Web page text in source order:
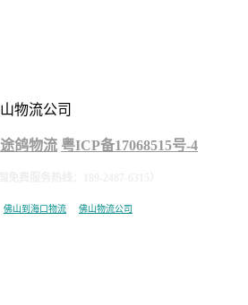
途鸽物流 粤ICP备17068515号-4
佛山到海口物流 佛山物流公司